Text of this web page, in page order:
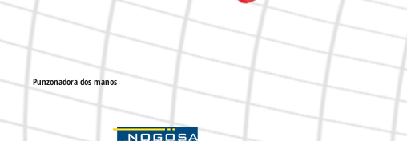
Punzonadora dos manos